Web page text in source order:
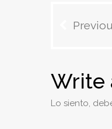
Write
Lo siento,